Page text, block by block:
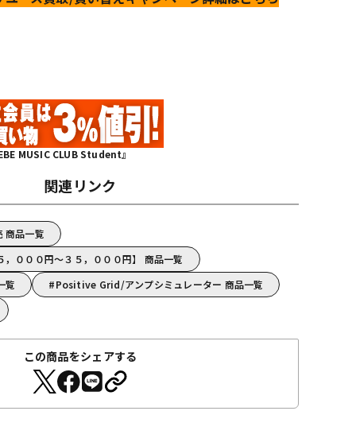
MUSIC CLUB Student』
関連リンク
品一覧
０００円～３５，０００円】 商品一覧
覧
Positive Grid/アンプシミュレーター 商品一覧
この商品をシェアする